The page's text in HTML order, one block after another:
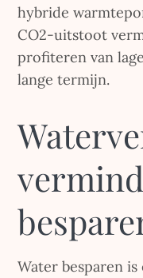
hybride
CO2-uitstoot
profiteren van
lange termijn.
Water besparen